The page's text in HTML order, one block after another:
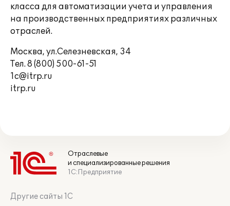
класса для автоматизации учета и управления
на производственных предприятиях различных
отраслей.
Москва, ул.Селезневская, 34
Тел. 8 (800) 500-61-51
1c@itrp.ru
itrp.ru
Отраслевые
и специализированные решения
1С:Предприятие
Другие сайты 1С